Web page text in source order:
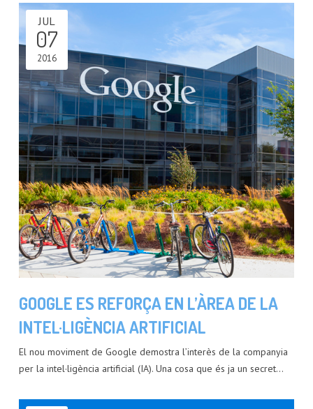
GOOGLE ES REFORÇA EN L’ÀREA DE LA
INTEL·LIGÈNCIA ARTIFICIAL
JUL
07
2016
El nou moviment de Google demostra l’interès de la companyia
per la intel·ligència artificial (IA). Una cosa que és ja un secret…